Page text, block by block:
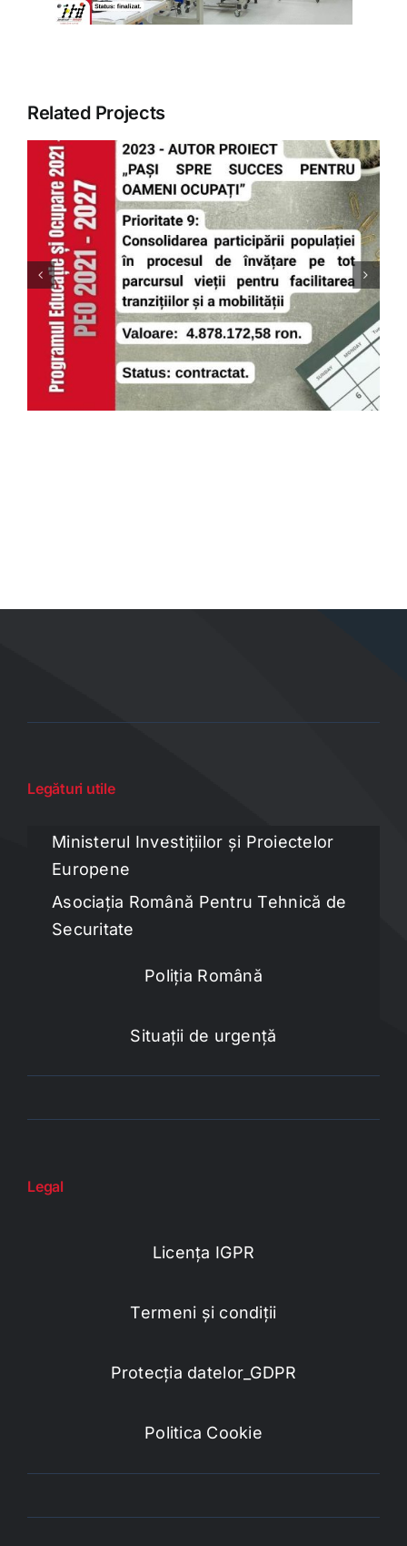
ARTICOLE
Related Projects
ȚINE PASUL CU PIAȚA
MUNCII
Legături utile
Ministerul Investițiilor și Proiectelor
Europene
Asociația Română Pentru Tehnică de
Securitate
Poliția Română
Situații de urgență
Legal
Licența IGPR
Termeni și condiții
Protecția datelor_GDPR
Politica Cookie